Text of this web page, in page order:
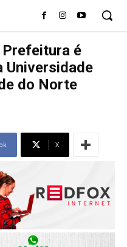
é
Universidade
do Norte
X